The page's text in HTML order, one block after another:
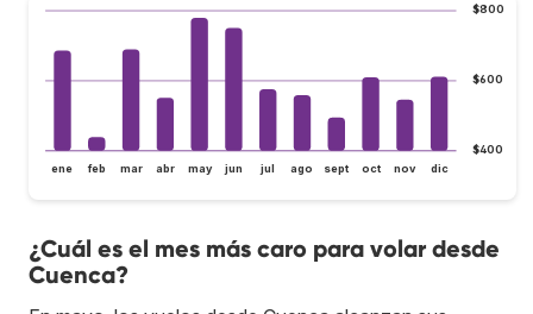
$400
$600
$800
ene feb mar abr may jun jul ago sept oct nov dic
¿Cuál es el mes más caro para volar desde
Cuenca?